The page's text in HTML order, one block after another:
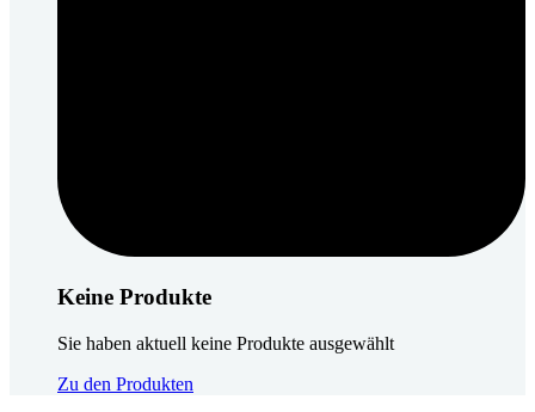
Keine Produkte
Sie haben aktuell keine Produkte ausgewählt
Zu den Produkten